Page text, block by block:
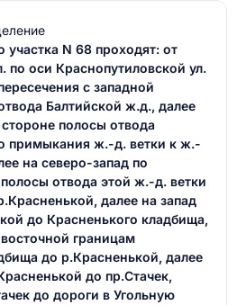
участка N 68 проходят: от
по оси Краснопутиловской ул.
с западной
Балтийской ж.д., далее
полосы отвода
примыкания ж.-д. ветки к ж.-
на северо-запад по
отвода этой ж.-д. ветки
далее на запад
до Красненького кладбища,
границам
до р.Красненькой, далее
до пр.Стачек,
до дороги в Угольную